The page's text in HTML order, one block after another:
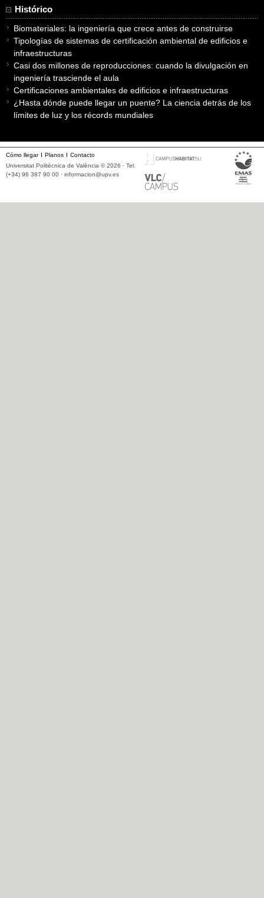
Histórico
Biomateriales: la ingeniería que crece antes de construirse
Tipologías de sistemas de certificación ambiental de edificios e
infraestructuras
Casi dos millones de reproducciones: cuando la divulgación en
ingeniería trasciende el aula
Certificaciones ambientales de edificios e infraestructuras
¿Hasta dónde puede llegar un puente? La ciencia detrás de los
límites de luz y los récords mundiales
Cómo llegar Planos
Contacto
Universitat Politècnica de València © 2026 · Tel.
(+34) 96 387 90 00 · informacion@upv.es